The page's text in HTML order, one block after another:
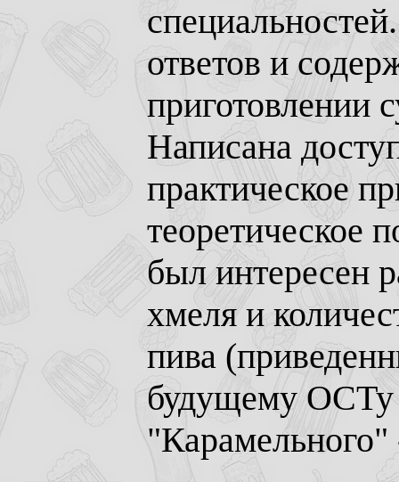
ответов и
приготовлении
Написана
практическое
теоретическое
был интересен
хмеля и
пива
будущему ОСТу